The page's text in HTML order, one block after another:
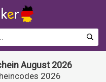
August 2026
2026